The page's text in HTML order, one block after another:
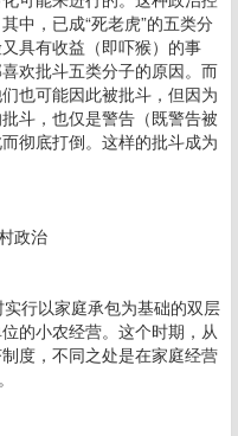
中，已成“死老虎”的五类分
具有收益（即吓猴）的事
欢批斗五类分子的原因。而
也可能因此被批斗，但因为
斗，也仅是警告（既警告被
彻底打倒。这样的批斗成为
政治
行以家庭承包为基础的双层
的小农经营。这个时期，从
度，不同之处是在家庭经营